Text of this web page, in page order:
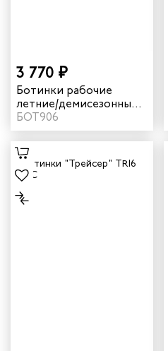
3 770 ₽
Ботинки рабочие
летние/демисезонные
"Трейсер" BX21 с КП
цвет черный/
коричневый
БОТ906